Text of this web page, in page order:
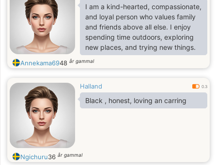
I am a kind-hearted, compassionate,
and loyal person who values family
and friends above all else. I enjoy
spending time outdoors, exploring
new places, and trying new things.
Annekama6948 år gammal
Halland 0.3
Black , honest, loving an carring
Ngichuru36 år gammal